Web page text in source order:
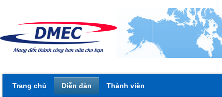
Trang chủ Diễn đàn Thành viên